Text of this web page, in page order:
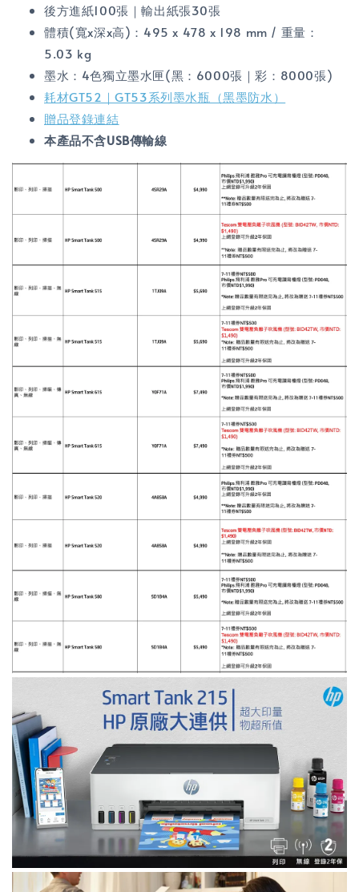
後方進紙100張｜輸出紙張30張
體積(寬x深x高)：495 x 478 x 198 mm / 重量：
5.03 kg
墨水：4色獨立墨水匣(黑：6000張｜彩：8000張)
耗材GT52｜GT53系列墨水瓶（黑墨防水）
贈品登錄連結
本產品不含USB傳輸線